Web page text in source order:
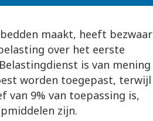
maakt, heeft bezwaar
over het eerste
is van mening
worden toegepast, terwijl
9% van toepassing is,
zijn.